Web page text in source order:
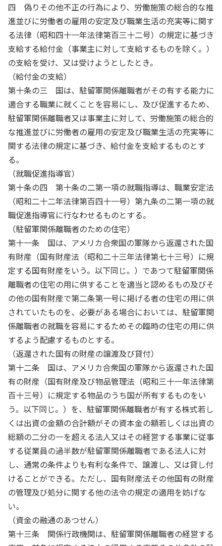
四 偽りその他不正の行為により、労働施策の総合的な推
進並びに労働者の雇用の安定及び職業生活の充実等に関す
る法律（昭和四十一年法律第百三十二号）の規定に基づき
支給する給付金（事業主に対して支給するものを除く。）
の支給を受け、又は受けようとしたとき。
（給付金の支給）
第十条の三 国は、駐留軍関係離職者がその有する能力に
適合する職業に就くことを容易にし、及び促進するため、
駐留軍関係離職者又は事業主に対して、労働施策の総合的
な推進並びに労働者の雇用の安定及び職業生活の充実等に
関する法律の規定に基づき、給付金を支給するものとす
る。
（就職促進指導官）
第十条の四 第十条の二第一項の就職指導は、職業安定法
（昭和二十二年法律第百四十一号）第九条の二第一項の就
職促進指導官に行なわせるものとする。
（駐留軍関係離職者のための住宅）
第十一条 国は、アメリカ合衆国の軍隊から返還された国
有財産（国有財産法（昭和二十三年法律第七十三号）に規
定する国有財産をいう。以下同じ。）であつて駐留軍関係
離職者の住宅の用に供することを適当と認めるもの及びそ
の他の国有財産で第二条第一号に掲げる者の住宅の用に供
されていたものを、必要がある場合においては、駐留軍関
係離職者の就職を容易にするためその臨時の住宅の用に供
するよう配慮するものとする。
（返還された国有の財産の譲渡及び貸付）
第十二条 国は、アメリカ合衆国の軍隊から返還された国
有の財産（国有財産及び物品管理法（昭和三十一年法律第
百十三号）に規定する物品のうち国が所有するものをい
う。以下同じ。）を、駐留軍関係離職者が有する株式若し
くは出資の金額の合計額がその資本金の額若しくは出資の
総額の二分の一を超える法人又はその経営する事業に従事
する従業員の過半数が駐留軍関係離職者である法人に対
し、通常の条件よりも有利な条件で、譲渡し、又は貸し付
けることができる。ただし、国有財産法その他国有の財産
の管理及び処分に関する他の法令の規定の適用を妨げな
い。
（資金の融通のあつせん）
第十三条 関係行政機関は、駐留軍関係離職者の経営する